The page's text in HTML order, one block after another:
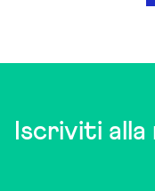
Iscriviti